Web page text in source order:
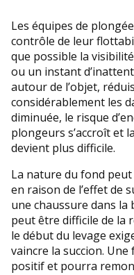
Les équipes de
contrôle de leur
que possible la
ou un instant
autour de l’objet,
considérablement les
diminuée, le risque
plongeurs s’accroît et
devient plus difficile.
La nature du fond
en raison de l’effet de
une chaussure dans la
peut être difficile de la
le début du levage
vaincre la succion.
positif et pourra